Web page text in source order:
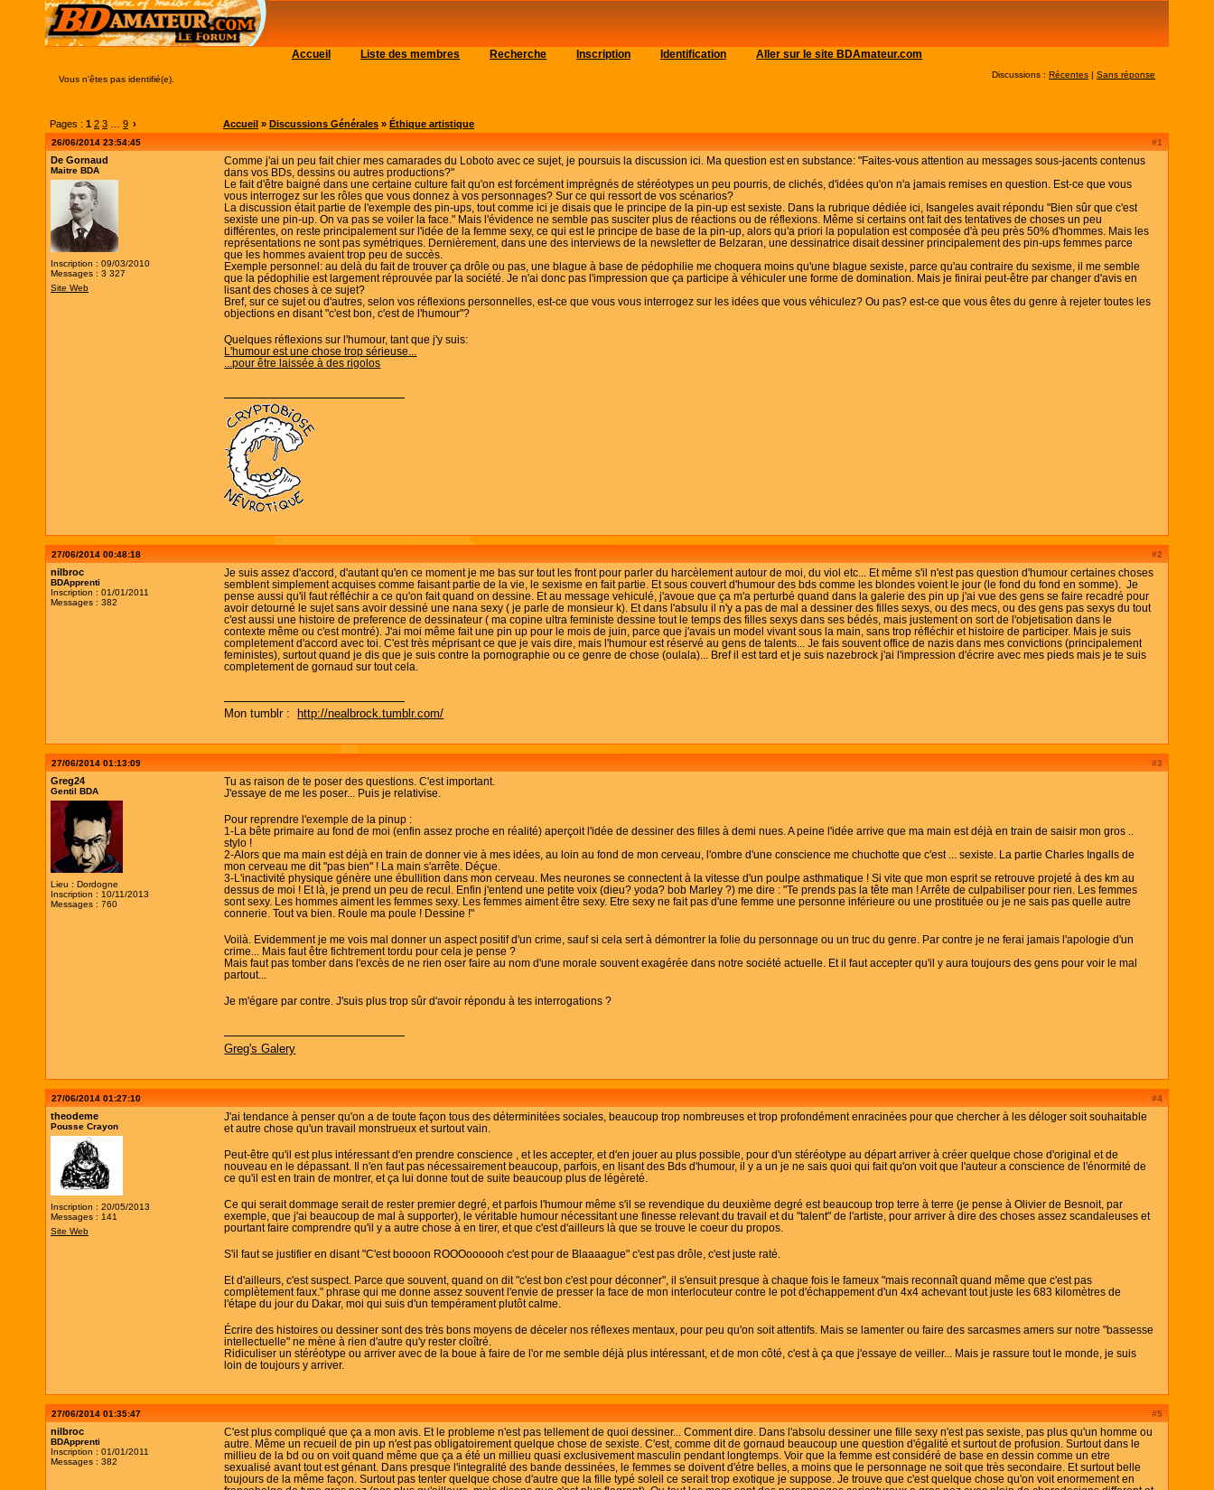
Accueil Liste des membres Recherche Inscription Identification Aller sur le site BDAmateur.com
Vous n'êtes pas identifié(e). Discussions : Récentes | Sans réponse
Pages : 1 2 3 9 › Accueil » Discussions Générales » Éthique artistique
#1
26/06/2014 23:54:45
De Gornaud
Maitre BDA
Inscription : 09/03/2010
Messages : 3 327
Site Web
Comme j'ai un peu fait chier mes camarades du Loboto avec ce sujet, je poursuis la discussion ici. Ma question est en substance: "Faites-vous attention au messages sous-jacents contenus
dans vos BDs, dessins ou autres productions?"
Le fait d'être baigné dans une certaine culture fait qu'on est forcément imprégnés de stéréotypes un peu pourris, de clichés, d'idées qu'on n'a jamais remises en question. Est-ce que vous
vous interrogez sur les rôles que vous donnez à vos personnages? Sur ce qui ressort de vos scénarios?
La discussion était partie de l'exemple des pin-ups, tout comme ici je disais que le principe de la pin-up est sexiste. Dans la rubrique dédiée ici, Isangeles avait répondu "Bien sûr que c'est
sexiste une pin-up. On va pas se voiler la face." Mais l'évidence ne semble pas susciter plus de réactions ou de réflexions. Même si certains ont fait des tentatives de choses un peu
différentes, on reste principalement sur l'idée de la femme sexy, ce qui est le principe de base de la pin-up, alors qu'a priori la population est composée d'à peu près 50% d'hommes. Mais les
représentations ne sont pas symétriques. Dernièrement, dans une des interviews de la newsletter de Belzaran, une dessinatrice disait dessiner principalement des pin-ups femmes parce
que les hommes avaient trop peu de succès.
Exemple personnel: au delà du fait de trouver ça drôle ou pas, une blague à base de pédophilie me choquera moins qu'une blague sexiste, parce qu'au contraire du sexisme, il me semble
que la pédophilie est largement réprouvée par la société. Je n'ai donc pas l'impression que ça participe à véhiculer une forme de domination. Mais je finirai peut-être par changer d'avis en
lisant des choses à ce sujet?
Bref, sur ce sujet ou d'autres, selon vos réflexions personnelles, est-ce que vous vous interrogez sur les idées que vous véhiculez? Ou pas? est-ce que vous êtes du genre à rejeter toutes les
objections en disant "c'est bon, c'est de l'humour"?
Quelques réflexions sur l'humour, tant que j'y suis:
L'humour est une chose trop sérieuse...
...pour être laissée à des rigolos
#2
27/06/2014 00:48:18
nilbroc
BDApprenti
Inscription : 01/01/2011
Messages : 382
Je suis assez d'accord, d'autant qu'en ce moment je me bas sur tout les front pour parler du harcèlement autour de moi, du viol etc... Et même s'il n'est pas question d'humour certaines choses
semblent simplement acquises comme faisant partie de la vie, le sexisme en fait partie. Et sous couvert d'humour des bds comme les blondes voient le jour (le fond du fond en somme). Je
pense aussi qu'il faut réfléchir a ce qu'on fait quand on dessine. Et au message vehiculé, j'avoue que ça m'a perturbé quand dans la galerie des pin up j'ai vue des gens se faire recadré pour
avoir detourné le sujet sans avoir dessiné une nana sexy ( je parle de monsieur k). Et dans l'absulu il n'y a pas de mal a dessiner des filles sexys, ou des mecs, ou des gens pas sexys du tout
c'est aussi une histoire de preference de dessinateur ( ma copine ultra feministe dessine tout le temps des filles sexys dans ses bédés, mais justement on sort de l'objetisation dans le
contexte même ou c'est montré). J'ai moi même fait une pin up pour le mois de juin, parce que j'avais un model vivant sous la main, sans trop réfléchir et histoire de participer. Mais je suis
completement d'accord avec toi. C'est très méprisant ce que je vais dire, mais l'humour est réservé au gens de talents... Je fais souvent office de nazis dans mes convictions (principalement
feministes), surtout quand je dis que je suis contre la pornographie ou ce genre de chose (oulala)... Bref il est tard et je suis nazebrock j'ai l'impression d'écrire avec mes pieds mais je te suis
completement de gornaud sur tout cela.
Mon tumblr : http://nealbrock.tumblr.com/
#3
27/06/2014 01:13:09
Greg24
Gentil BDA
Lieu : Dordogne
Inscription : 10/11/2013
Messages : 760
Tu as raison de te poser des questions. C'est important.
J'essaye de me les poser... Puis je relativise.
Pour reprendre l'exemple de la pinup :
1-La bête primaire au fond de moi (enfin assez proche en réalité) aperçoit l'idée de dessiner des filles à demi nues. A peine l'idée arrive que ma main est déjà en train de saisir mon gros ..
stylo !
2-Alors que ma main est déjà en train de donner vie à mes idées, au loin au fond de mon cerveau, l'ombre d'une conscience me chuchotte que c'est ... sexiste. La partie Charles Ingalls de
mon cerveau me dit "pas bien" ! La main s'arrête. Déçue.
3-L'inactivité physique génère une ébullition dans mon cerveau. Mes neurones se connectent à la vitesse d'un poulpe asthmatique ! Si vite que mon esprit se retrouve projeté à des km au
dessus de moi ! Et là, je prend un peu de recul. Enfin j'entend une petite voix (dieu? yoda? bob Marley ?) me dire : "Te prends pas la tête man ! Arrête de culpabiliser pour rien. Les femmes
sont sexy. Les hommes aiment les femmes sexy. Les femmes aiment être sexy. Etre sexy ne fait pas d'une femme une personne inférieure ou une prostituée ou je ne sais pas quelle autre
connerie. Tout va bien. Roule ma poule ! Dessine !"
Voilà. Evidemment je me vois mal donner un aspect positif d'un crime, sauf si cela sert à démontrer la folie du personnage ou un truc du genre. Par contre je ne ferai jamais l'apologie d'un
crime... Mais faut être fichtrement tordu pour cela je pense ?
Mais faut pas tomber dans l'excès de ne rien oser faire au nom d'une morale souvent exagérée dans notre société actuelle. Et il faut accepter qu'il y aura toujours des gens pour voir le mal
partout...
Je m'égare par contre. J'suis plus trop sûr d'avoir répondu à tes interrogations ?
Greg's Galery
#4
27/06/2014 01:27:10
theodeme
Pousse Crayon
Inscription : 20/05/2013
Messages : 141
Site Web
J'ai tendance à penser qu'on a de toute façon tous des déterminitées sociales, beaucoup trop nombreuses et trop profondément enracinées pour que chercher à les déloger soit souhaitable
et autre chose qu'un travail monstrueux et surtout vain.
Peut-être qu'il est plus intéressant d'en prendre conscience , et les accepter, et d'en jouer au plus possible, pour d'un stéréotype au départ arriver à créer quelque chose d'original et de
nouveau en le dépassant. Il n'en faut pas nécessairement beaucoup, parfois, en lisant des Bds d'humour, il y a un je ne sais quoi qui fait qu'on voit que l'auteur a conscience de l'énormité de
ce qu'il est en train de montrer, et ça lui donne tout de suite beaucoup plus de légèreté.
Ce qui serait dommage serait de rester premier degré, et parfois l'humour même s'il se revendique du deuxième degré est beaucoup trop terre à terre (je pense à Olivier de Besnoit, par
exemple, que j'ai beaucoup de mal à supporter), le véritable humour nécessitant une finesse relevant du travail et du "talent" de l'artiste, pour arriver à dire des choses assez scandaleuses et
pourtant faire comprendre qu'il y a autre chose à en tirer, et que c'est d'ailleurs là que se trouve le coeur du propos.
S'il faut se justifier en disant "C'est boooon ROOOoooooh c'est pour de Blaaaague" c'est pas drôle, c'est juste raté.
Et d'ailleurs, c'est suspect. Parce que souvent, quand on dit "c'est bon c'est pour déconner", il s'ensuit presque à chaque fois le fameux "mais reconnaît quand même que c'est pas
complètement faux." phrase qui me donne assez souvent l'envie de presser la face de mon interlocuteur contre le pot d'échappement d'un 4x4 achevant tout juste les 683 kilomètres de
l'étape du jour du Dakar, moi qui suis d'un tempérament plutôt calme.
Écrire des histoires ou dessiner sont des très bons moyens de déceler nos réflexes mentaux, pour peu qu'on soit attentifs. Mais se lamenter ou faire des sarcasmes amers sur notre "bassesse
intellectuelle" ne mène à rien d'autre qu'y rester cloîtré.
Ridiculiser un stéréotype ou arriver avec de la boue à faire de l'or me semble déjà plus intéressant, et de mon côté, c'est à ça que j'essaye de veiller... Mais je rassure tout le monde, je suis
loin de toujours y arriver.
#5
27/06/2014 01:35:47
nilbroc
BDApprenti
Inscription : 01/01/2011
Messages : 382
C'est plus compliqué que ça a mon avis. Et le probleme n'est pas tellement de quoi dessiner... Comment dire. Dans l'absolu dessiner une fille sexy n'est pas sexiste, pas plus qu'un homme ou
autre. Même un recueil de pin up n'est pas obligatoirement quelque chose de sexiste. C'est, comme dit de gornaud beaucoup une question d'égalité et surtout de profusion. Surtout dans le
millieu de la bd ou on voit quand même que ça a été un millieu quasi exclusivement masculin pendant longtemps. Voir que la femme est considéré de base en dessin comme un etre
sexualisé avant tout est génant. Dans presque l'integralité des bande dessinées, le femmes se doivent d'étre belles, a moins que le personnage ne soit que très secondaire. Et surtout belle
toujours de la même façon. Surtout pas tenter quelque chose d'autre que la fille typé soleil ce serait trop exotique je suppose. Je trouve que c'est quelque chose qu'on voit enormement en